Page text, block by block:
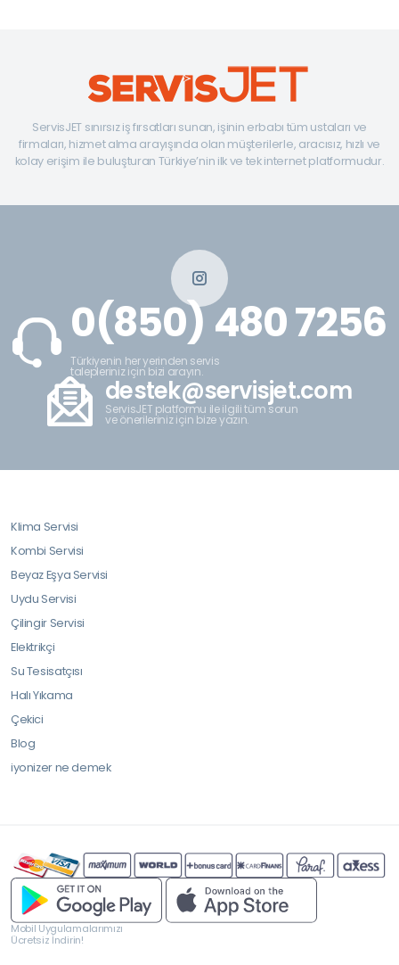
ServisJET sınırsız iş fırsatları sunan, işinin erbabı tüm ustaları ve
firmaları, hizmet alma arayışında olan müşterilerle, aracısız, hızlı ve
kolay erişim ile buluşturan Türkiye’nin ilk ve tek internet platformudur.
0(850) 480 7256
Türkiyenin her yerinden servis
talepleriniz için bizi arayın.
destek@servisjet.com
ServisJET platformu ile ilgili tüm sorun
ve önerileriniz için bize yazın.
Klima Servisi
Kombi Servisi
Beyaz Eşya Servisi
Uydu Servisi
Çilingir Servisi
Elektrikçi
Su Tesisatçısı
Halı Yıkama
Çekici
Blog
iyonizer ne demek
Mobil Uygulamalarımızı
Ücretsiz İndirin!